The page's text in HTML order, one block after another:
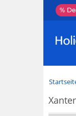
%